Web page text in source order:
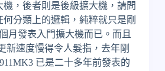
，後者則是後級擴大機，請問
分類上的邏輯，純粹就只是剛
月發表入門擴大機而已。而且
新速度慢得令人髮指，去年剛
已是二十多年前發表的